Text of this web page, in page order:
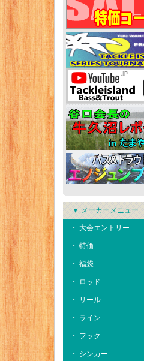
▼ メーカーメニュー
・ 大会エントリー
・ 特価
・ 福袋
・ ロッド
・ リール
・ ライン
・ フック
・ シンカー